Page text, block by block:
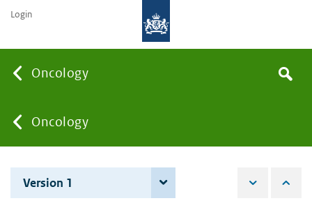
Oncology
You
are
Oncology
the
Search
Login
Version 1